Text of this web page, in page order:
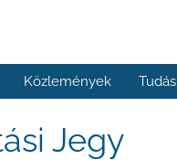
Közlemények
Jegy